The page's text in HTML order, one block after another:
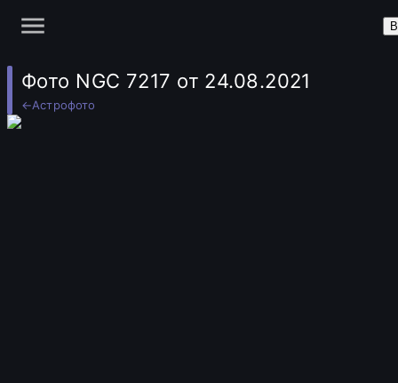
Фото NGC 7217 от 24.08.2021
←Астрофото